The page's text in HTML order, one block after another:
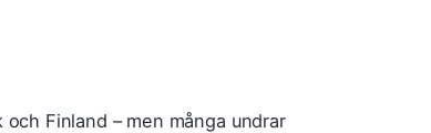
Finland – men många undrar